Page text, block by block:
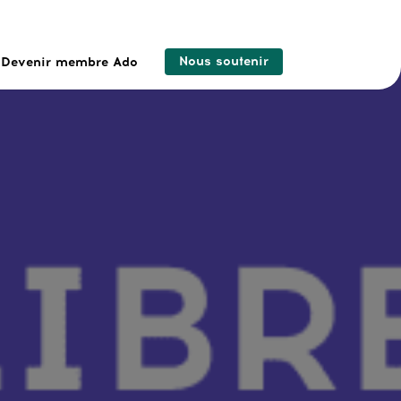
Devenir membre Ado Nous soutenir